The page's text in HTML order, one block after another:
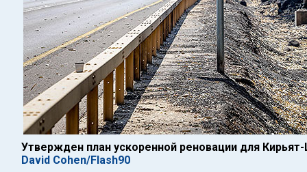
Утвержден план ускоренной реновации для
David Cohen/Flash90